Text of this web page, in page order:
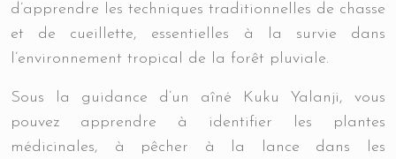
d’apprendre les techniques traditionnelles de chasse
et de cueillette, essentielles à la survie dans
l’environnement tropical de la forêt pluviale.
Sous la guidance d’un aîné Kuku Yalanji, vous
pouvez apprendre à identifier les plantes
médicinales, à pêcher à la lance dans les